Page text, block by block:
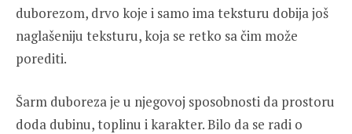
duborezom, drvo koje i samo ima teksturu dobija još
naglašeniju teksturu, koja se retko sa čim može
porediti.
Šarm duboreza je u njegovoj sposobnosti da prostoru
doda dubinu, toplinu i karakter. Bilo da se radi o